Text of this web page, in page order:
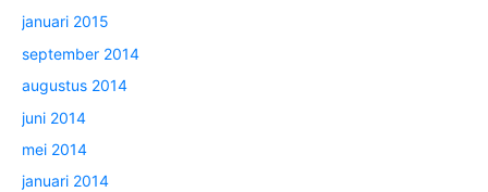
januari 2015
september 2014
augustus 2014
juni 2014
mei 2014
januari 2014